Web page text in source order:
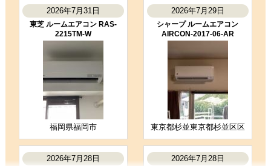
いました。
（ご本人様より）
工事満足度 ★★★★★ 受注満足度 ★★★☆☆
商品選定がしやすかった
工事に安心感を感じた
2026年7月31日
東芝 ルームエアコン RAS-
2215TM-W
福岡県福岡市
2026年7月29日
シャープ ルームエアコン
AIRCON-2017-06-AR
東京都杉並東京都杉並区区
2026年7月28日 2026年7月28日